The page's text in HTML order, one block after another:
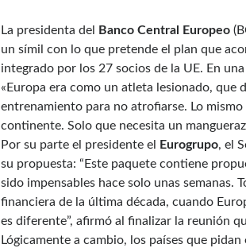
La presidenta del Banco Central Europeo
un símil con lo que pretende el plan que
integrado por los 27 socios de la UE. En
«Europa era como un atleta lesionado, que
entrenamiento para no atrofiarse. Lo
continente. Solo que necesita un
Por su parte el presidente el
Eurogrupo, el
su propuesta: “Este paquete contiene
sido impensables hace solo unas semanas.
financiera de la última década, cuando
es diferente”, afirmó al finalizar la reunión
Lógicamente a cambio, los países que